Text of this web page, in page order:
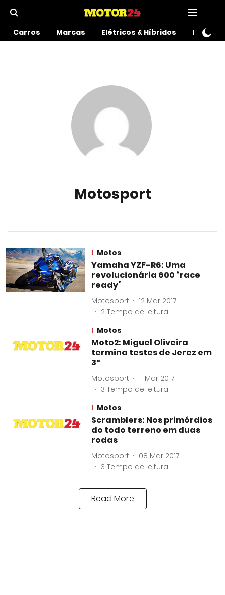
Carros Marcas Elétricos & Híbridos Motos
Motosport
Motos
Yamaha YZF-R6: Uma
revolucionária 600 “race
ready”
Motosport
12 Mar 2017
2 Tempo de leitura
Motos
Moto2: Miguel Oliveira
termina testes de Jerez em
3º
Motosport
11 Mar 2017
3 Tempo de leitura
Motos
Scramblers: Nos primórdios
do todo terreno em duas
rodas
Motosport
08 Mar 2017
3 Tempo de leitura
Read More